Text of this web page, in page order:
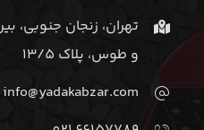
تهران، زنجان جنوبی،
و طوس، پلاک 13/5
info@yadakabzar.com